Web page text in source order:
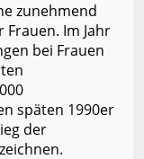
zunehmend
Im Jahr
bei Frauen
späten 1990er
der